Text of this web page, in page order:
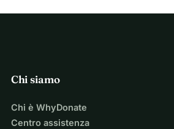
Chi siamo
Chi è WhyDonate
Centro assistenza